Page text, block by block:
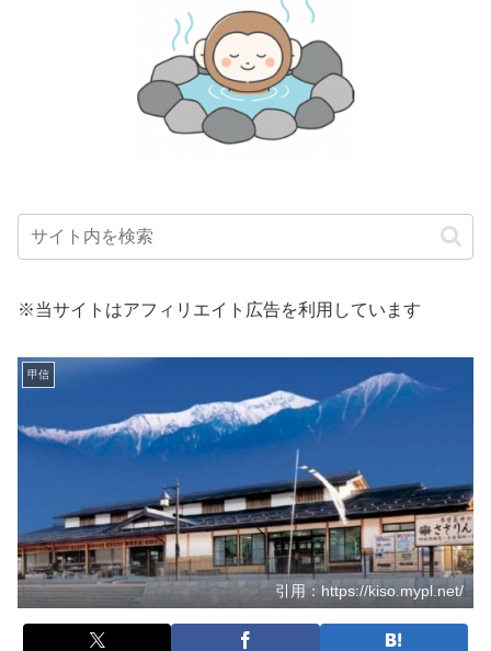
※当サイトはアフィリエイト広告を利用しています
甲信
引用：https://kiso.mypl.net/